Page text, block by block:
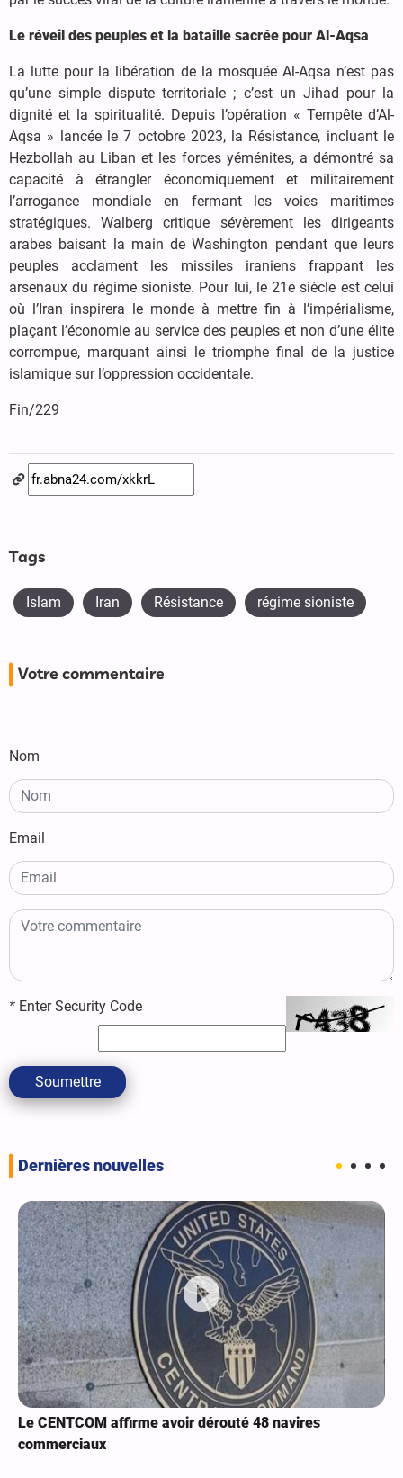
Le réveil des peuples et la bataille sacrée pour Al-Aqsa
La lutte pour la libération de la mosquée Al-Aqsa n’est pas
qu’une simple dispute territoriale ; c’est un Jihad pour la
dignité et la spiritualité. Depuis l’opération « Tempête d’Al-
Aqsa » lancée le 7 octobre 2023, la Résistance, incluant le
Hezbollah au Liban et les forces yéménites, a démontré sa
capacité à étrangler économiquement et militairement
l’arrogance mondiale en fermant les voies maritimes
stratégiques. Walberg critique sévèrement les dirigeants
arabes baisant la main de Washington pendant que leurs
peuples acclament les missiles iraniens frappant les
arsenaux du régime sioniste. Pour lui, le 21e siècle est celui
où l’Iran inspirera le monde à mettre fin à l’impérialisme,
plaçant l’économie au service des peuples et non d’une élite
corrompue, marquant ainsi le triomphe final de la justice
islamique sur l’oppression occidentale.
Fin/229
Tags
Islam Iran Résistance régime sioniste
Votre commentaire
Nom
Email
* Enter Security Code
Soumettre
Dernières nouvelles
Le CENTCOM affirme avoir dérouté 48 navires
commerciaux